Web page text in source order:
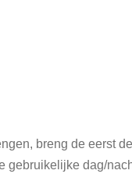
breng de eerst
gebruikelijke dag/